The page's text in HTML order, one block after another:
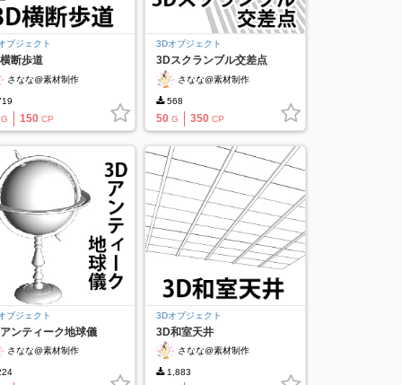
ブジェクト
断歩道
さなな@素材制作
G 150 CP
3Dオブジェクト
3Dスクランブル交差点
さなな@素材制作
568
50 G 350 CP
ブジェクト
ンティーク地球儀
さなな@素材制作
3Dオブジェクト
3D和室天井
さなな@素材制作
1,883